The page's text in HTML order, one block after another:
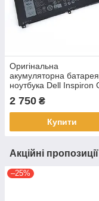
Оригінальна
акумуляторна
ноутбука Dell Inspiron
2 750 ₴
Купити
Акційні
–25%